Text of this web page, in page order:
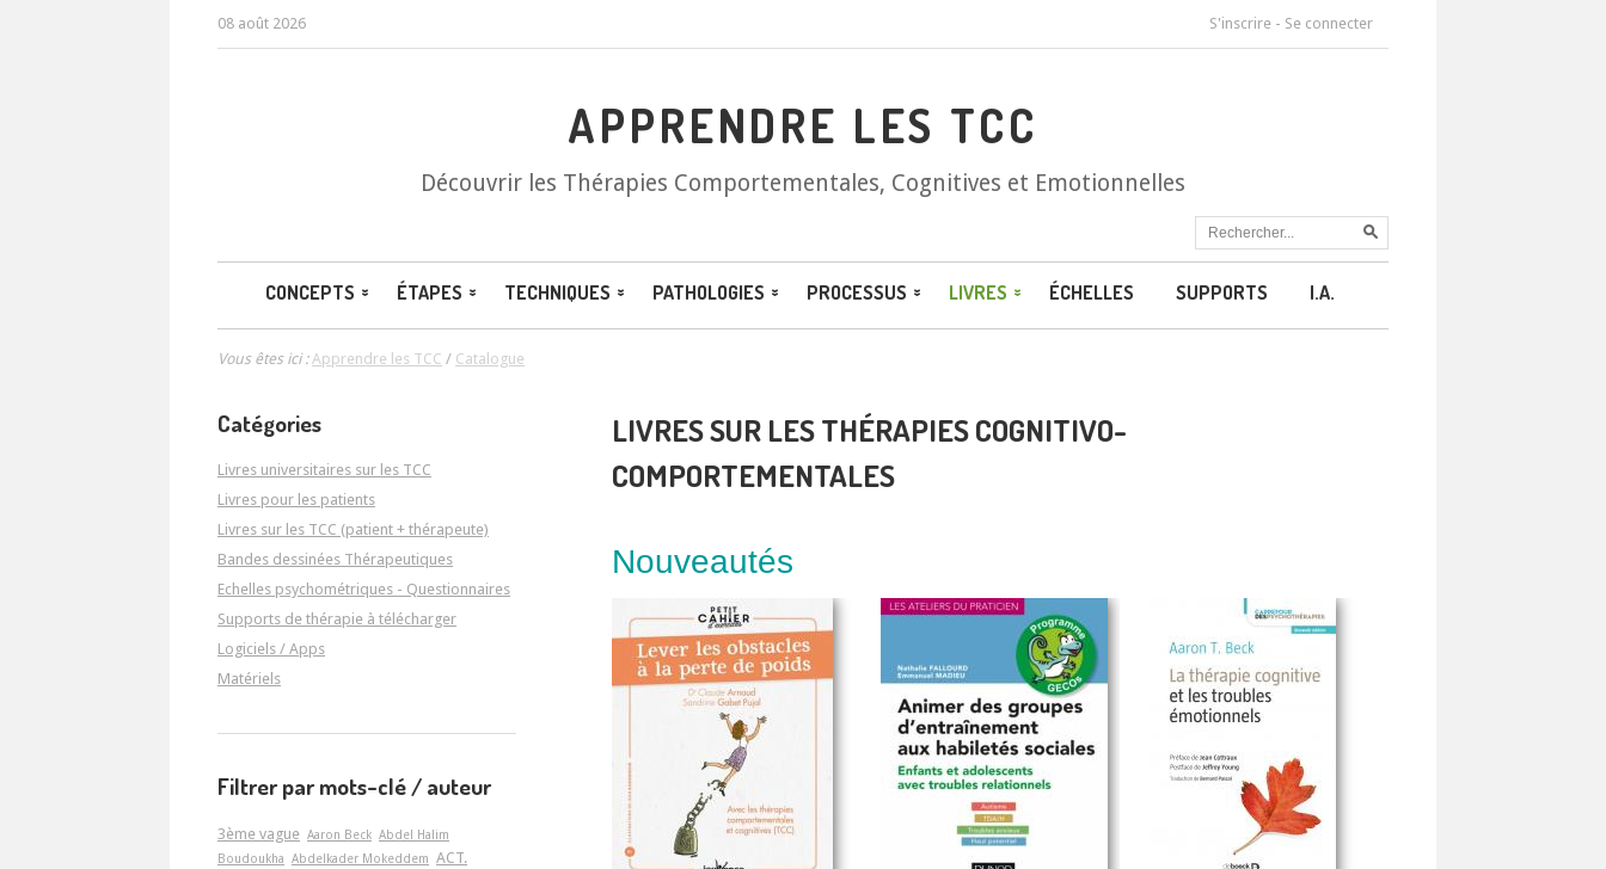
08 août 2026 S'inscrire - Se connecter
APPRENDRE LES TCC
Découvrir les Thérapies Comportementales, Cognitives et Emotionnelles
CONCEPTS ÉTAPES TECHNIQUES PATHOLOGIES PROCESSUS LIVRES ÉCHELLES SUPPORTS I.A.
Vous êtes ici :Apprendre les TCC / Catalogue
LIVRES SUR LES THÉRAPIES COGNITIVO-
COMPORTEMENTALES
Nouveautés
Catégories
Livres universitaires sur les TCC
Livres pour les patients
Livres sur les TCC (patient + thérapeute)
Bandes dessinées Thérapeutiques
Echelles psychométriques - Questionnaires
Supports de thérapie à télécharger
Logiciels / Apps
Matériels
Filtrer par mots-clé / auteur
3ème vague Aaron Beck Abdel Halim
Boudoukha Abdelkader Mokeddem ACT.